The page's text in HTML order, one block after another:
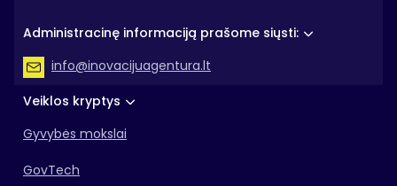
Veiklos kryptys
Gyvybės mokslai
GovTech
Administracinę informaciją prašome siųsti:
info@inovacijuagentura.lt